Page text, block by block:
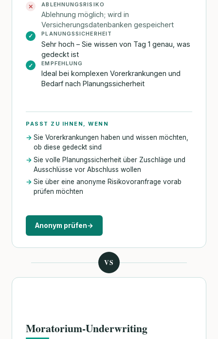
✕ ABLEHNUNGSRISIKO
Ablehnung möglich; wird in
Versicherungsdatenbanken gespeichert
✓ PLANUNGSSICHERHEIT
Sehr hoch – Sie wissen von Tag 1 genau, was
gedeckt ist
✓ EMPFEHLUNG
Ideal bei komplexen Vorerkrankungen und
Bedarf nach Planungssicherheit
PASST ZU IHNEN, WENN
Sie Vorerkrankungen haben und wissen möchten,
ob diese gedeckt sind
Sie volle Planungssicherheit über Zuschläge und
Ausschlüsse vor Abschluss wollen
Sie über eine anonyme Risikovoranfrage vorab
prüfen möchten
Anonym prüfen→
VS
Moratorium-Underwriting